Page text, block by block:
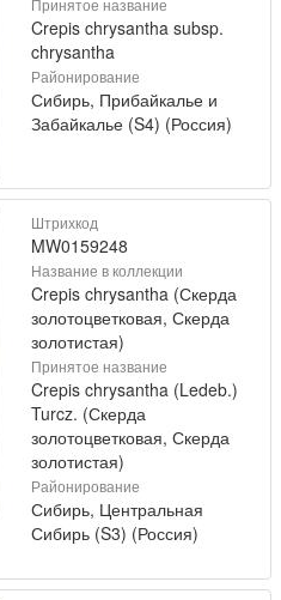
Crepis chrysantha subsp.
chrysantha
Районирование
Сибирь, Прибайкалье и
Забайкалье (S4) (Россия)
Штрихкод
MW0159248
Название в коллекции
Crepis chrysantha (Скерда
золотоцветковая, Скерда
золотистая)
Принятое название
Crepis chrysantha (Ledeb.)
Turcz. (Скерда
золотоцветковая, Скерда
золотистая)
Районирование
Сибирь, Центральная
Сибирь (S3) (Россия)